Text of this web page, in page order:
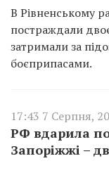
В Рівненському
постраждали
затримали за
боєприпасами.
17:43 7 Серпня,
РФ вдарила
Запоріжжі –